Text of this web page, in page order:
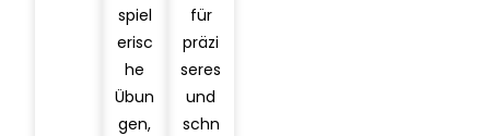
spiel
erisc
he
Übun
gen,
für
präzi
seres
und
schn